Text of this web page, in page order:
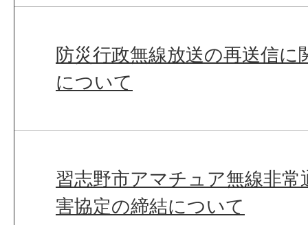
防災行政無線放送の再送信に
について
習志野市アマチュア無線非常
害協定の締結について